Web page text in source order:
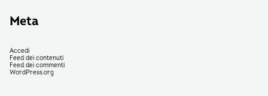
Meta
Accedi
Feed dei contenuti
Feed dei commenti
WordPress.org